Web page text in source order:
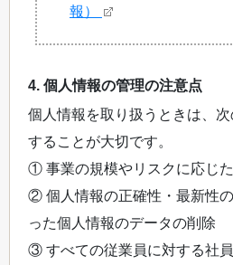
報）
4. 個人情報の管理の注意点
個人情報を取り扱うときは、
することが大切です。
① 事業の規模やリスクに応じ
② 個人情報の正確性・最新性
った個人情報のデータの削除
③ すべての従業員に対する社